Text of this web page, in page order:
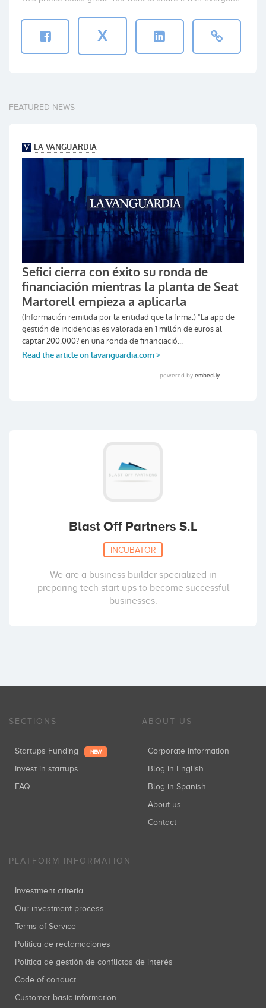
X
FEATURED NEWS
Blast Off Partners S.L
INCUBATOR
We are a business builder specialized in
preparing tech start ups to become successful
businesses.
SECTIONS
Startups Funding NEW
Invest in startups
FAQ
ABOUT US
Corporate information
Blog in English
Blog in Spanish
About us
Contact
PLATFORM INFORMATION
Investment criteria
Our investment process
Terms of Service
Política de reclamaciones
Política de gestión de conflictos de interés
Code of conduct
Customer basic information